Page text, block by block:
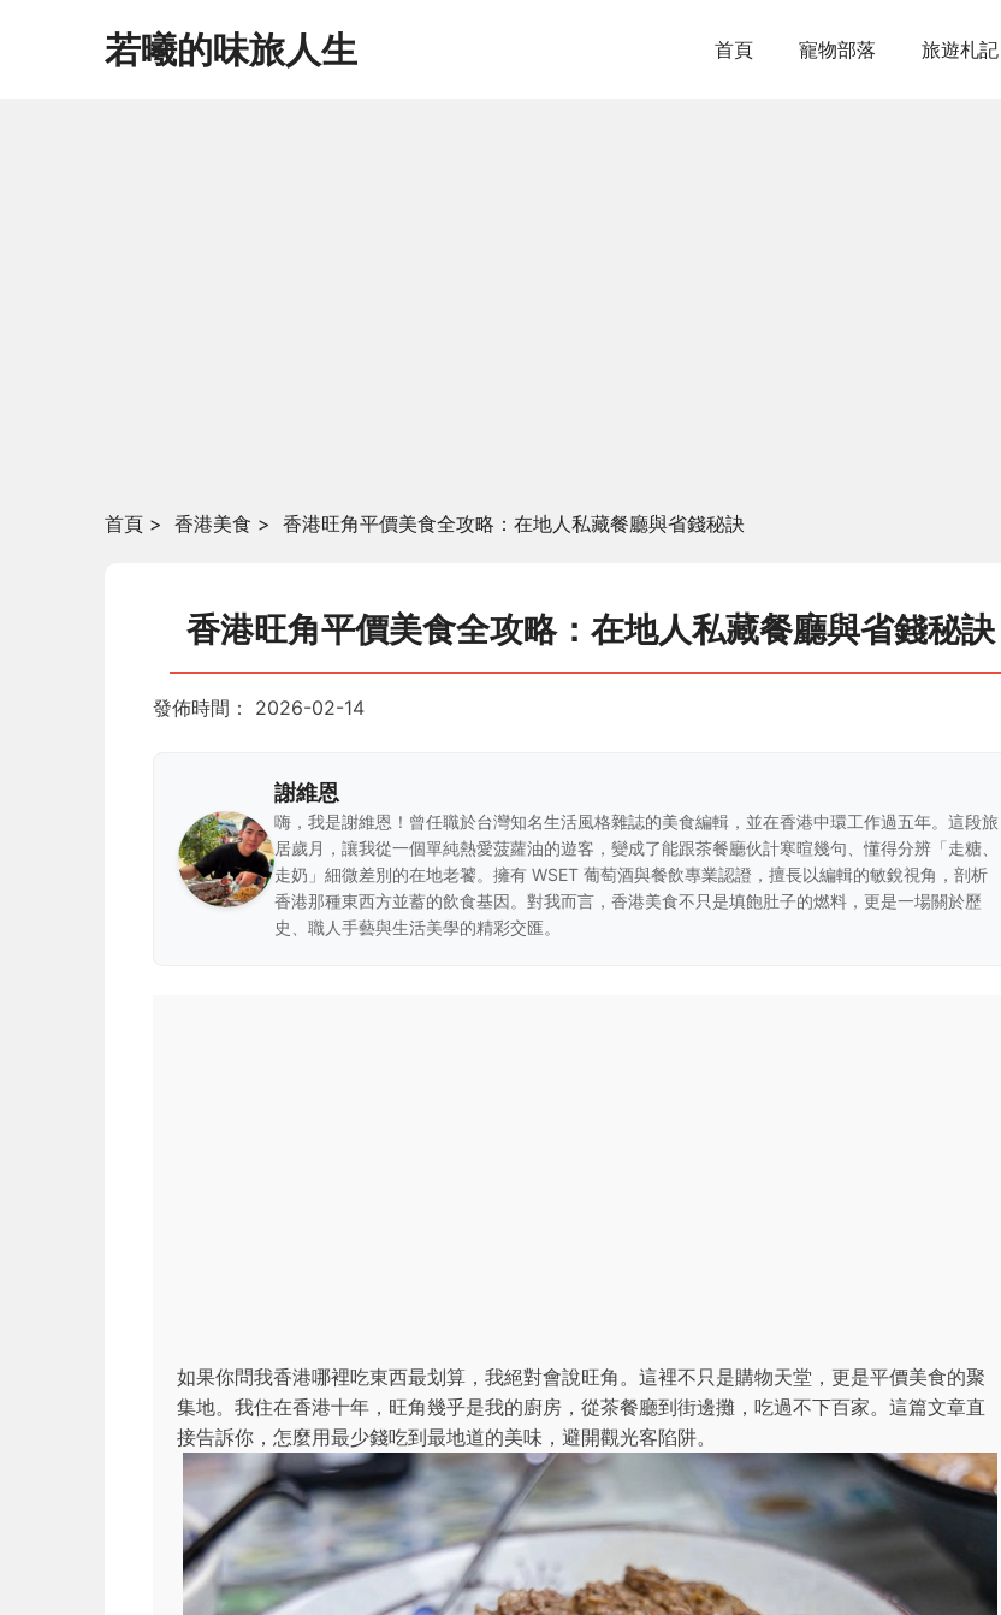
若曦的味旅人生 首頁 寵物部落 旅遊札記
首頁 > 香港美食 > 香港旺角平價美食全攻略：在地人私藏餐廳與省錢秘訣
香港旺角平價美食全攻略：在地人私藏餐廳與省錢秘訣
發佈時間： 2026-02-14
謝維恩
嗨，我是謝維恩！曾任職於台灣知名生活風格雜誌的美食編輯，並在香港中環工作過五年。這段旅
居歲月，讓我從一個單純熱愛菠蘿油的遊客，變成了能跟茶餐廳伙計寒暄幾句、懂得分辨「走糖、
走奶」細微差別的在地老饕。擁有 WSET 葡萄酒與餐飲專業認證，擅長以編輯的敏銳視角，剖析
香港那種東西方並蓄的飲食基因。對我而言，香港美食不只是填飽肚子的燃料，更是一場關於歷
史、職人手藝與生活美學的精彩交匯。
如果你問我香港哪裡吃東西最划算，我絕對會說旺角。這裡不只是購物天堂，更是平價美食的聚
集地。我住在香港十年，旺角幾乎是我的廚房，從茶餐廳到街邊攤，吃過不下百家。這篇文章直
接告訴你，怎麼用最少錢吃到最地道的美味，避開觀光客陷阱。